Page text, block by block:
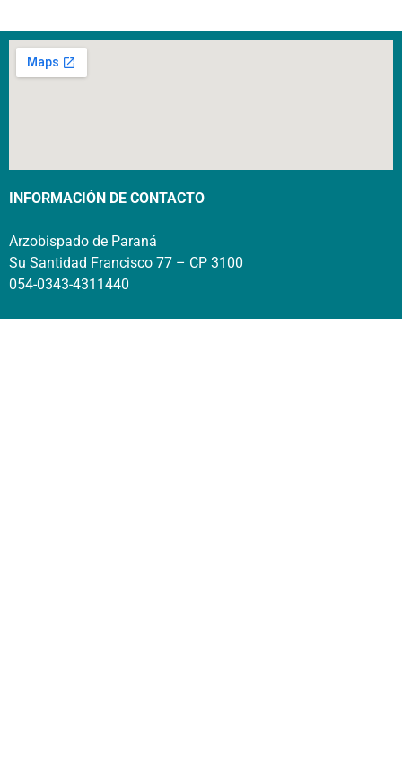
INFORMACIÓN DE CONTACTO
Arzobispado de Paraná
Su Santidad Francisco 77 – CP 3100
054-0343-4311440